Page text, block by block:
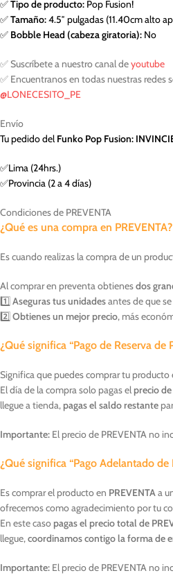
✅Tipo de producto: Pop Fusion!
✅Tamaño:4.5″ pulgadas (11.40cm alto
✅ Bobble Head (cabeza giratoria): No
✅ Suscríbete a nuestro canal deyoutube
✅ Encuentranos en todas nuestras redes
@LONECESITO_PE
Envío
Tu pedido delFunko Pop Fusion:
✅Lima (24hrs.)
✅Provincia (2 a 4 días)
Condiciones de PREVENTA
¿Qué es una compra en PREVENTA?
Es cuando realizas la compra de un
Al comprar en preventa obtienesdos
1️⃣ Aseguras tus unidadesantes de que
2️⃣ Obtienes un mejor precio, más
¿Qué significa “Pago de Reserva de
Significa que puedes comprar tu producto
El día de la compra solo pagas elprecio de
llegue a tienda,pagas el saldo restante
Importante: El precio de PREVENTA no
¿Qué significa “Pago Adelantado de
Es comprar el producto en PREVENTAa
ofrecemos como agradecimiento por tu
En este casopagas el precio total de
llegue,coordinamos contigo la forma de
Importante: El precio de PREVENTA no